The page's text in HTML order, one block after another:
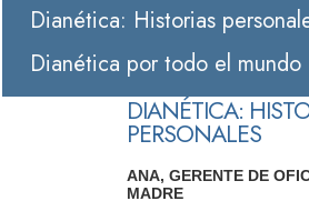
Dianética: Historias
Dianética por todo el mundo
DIANÉTICA:
PERSONALES
ANA, GERENTE DE
MADRE